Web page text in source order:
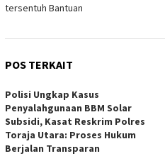
tersentuh Bantuan
POS TERKAIT
Polisi Ungkap Kasus
Penyalahgunaan BBM Solar
Subsidi, Kasat Reskrim Polres
Toraja Utara: Proses Hukum
Berjalan Transparan